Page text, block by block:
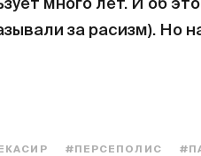
много лет. И об
за расизм). Но
#ПЕРСЕПОЛИС